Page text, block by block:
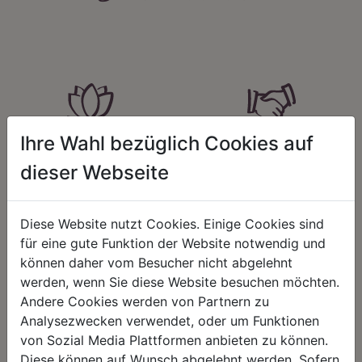
HARMONIE
Unser Sortiment steht für ein
schenken natürliche, stilvolle
Momente für harmonische Stunden
zu Hause – den Ort, an dem
Menschen sich geborgen fühlen und
positive Energie schöpfen.
FAIRNESS
fair – im Hinblick auf unsere
Kalkulation, angemessene
Entlohnung und unsere
nachhaltigen, gewachsenen
Geschäftsbeziehungen.
REGIONALITÄT NACHHALTIGKEIT
Ihre Wahl bezüglich Cookies auf
dieser Webseite
Diese Website nutzt Cookies. Einige Cookies sind
für eine gute Funktion der Website notwendig und
können daher vom Besucher nicht abgelehnt
werden, wenn Sie diese Website besuchen möchten.
Andere Cookies werden von Partnern zu
Analysezwecken verwendet, oder um Funktionen
von Sozial Media Plattformen anbieten zu können.